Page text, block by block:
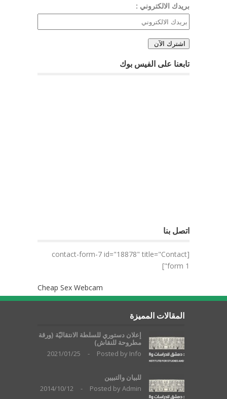
بريدك الالكتروني :
تابعنا على الفيس بوك
اتصل بنا
[contact-form-7 id="18878" title="Contact
form 1"]
Cheap Sex Webcam
المقالات المميزة
إعلان دستوري للسلطة الانتقاليّة (ورقة
مطروحة للنقاش)
Posted by Info
-
2021/01/25
للبيان والتبيين
Posted byAdmin
-
2014/10/12